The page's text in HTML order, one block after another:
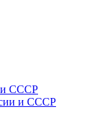
и СССР
и СССР